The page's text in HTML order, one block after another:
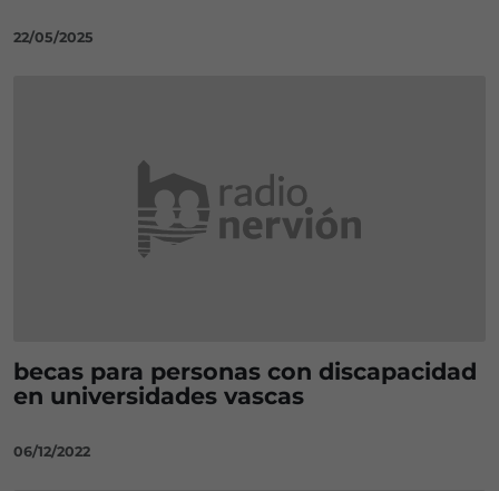
22/05/2025
becas para personas con discapacidad
en universidades vascas
06/12/2022